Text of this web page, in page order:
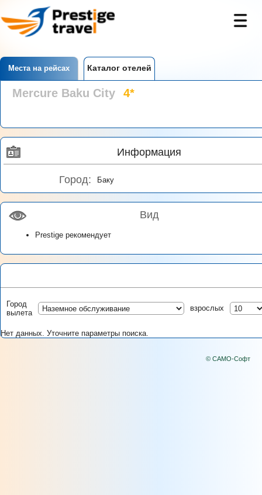
Места на рейсах Каталог отелей
Mercure Baku City 4*
Информация
Город: Баку
Вид
Prestige рекомендует
Город
вылета
взрослых
Нет данных. Уточните параметры поиска.
© САМО-Софт